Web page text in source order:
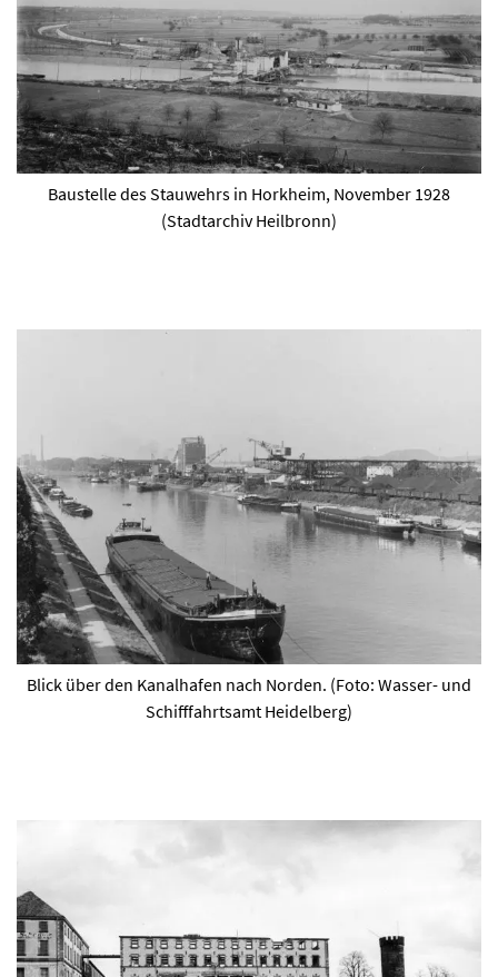
Baustelle des Stauwehrs in Horkheim, November 1928
(Stadtarchiv Heilbronn)
Blick über den Kanalhafen nach Norden. (Foto: Wasser- und
Schifffahrtsamt Heidelberg)